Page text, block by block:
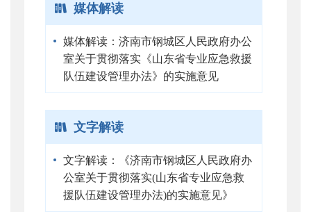
媒体解读
媒体解读：济南市钢城区人民政府办公
室关于贯彻落实《山东省专业应急救援
队伍建设管理办法》的实施意见
文字解读
文字解读：《济南市钢城区人民政府办
公室关于贯彻落实(山东省专业应急救
援队伍建设管理办法)的实施意见》